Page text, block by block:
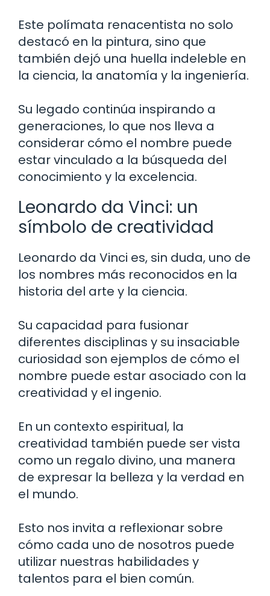
Este polímata renacentista no solo
destacó en la pintura, sino que
también dejó una huella indeleble en
la ciencia, la anatomía y la ingeniería.
Su legado continúa inspirando a
generaciones, lo que nos lleva a
considerar cómo el nombre puede
estar vinculado a la búsqueda del
conocimiento y la excelencia.
Leonardo da Vinci: un
símbolo de creatividad
Leonardo da Vinci es, sin duda, uno de
los nombres más reconocidos en la
historia del arte y la ciencia.
Su capacidad para fusionar
diferentes disciplinas y su insaciable
curiosidad son ejemplos de cómo el
nombre puede estar asociado con la
creatividad y el ingenio.
En un contexto espiritual, la
creatividad también puede ser vista
como un regalo divino, una manera
de expresar la belleza y la verdad en
el mundo.
Esto nos invita a reflexionar sobre
cómo cada uno de nosotros puede
utilizar nuestras habilidades y
talentos para el bien común.